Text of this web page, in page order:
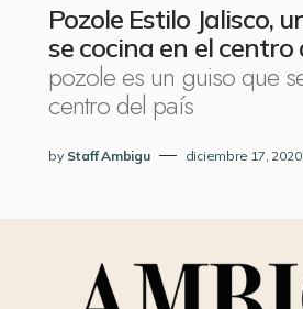
Pozole Estilo Jalisco,
se cocina en el centro
pozole es un guiso que
centro del país
by Staff Ambigu diciembre 17, 2020